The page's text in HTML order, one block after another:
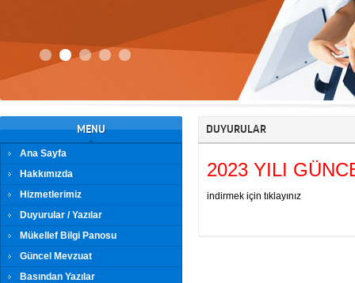
MENU
Ana Sayfa
Hakkımızda
Hizmetlerimiz
Duyurular / Yazılar
Mükellef Bilgi Panosu
Güncel Mevzuat
Basından Yazılar
DUYURULAR
2023 YILI
indirmek için tıklayınız